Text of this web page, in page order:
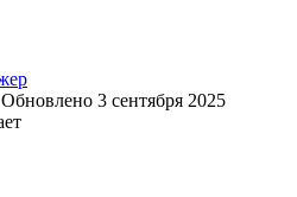
Обновлено 3 сентября 2025